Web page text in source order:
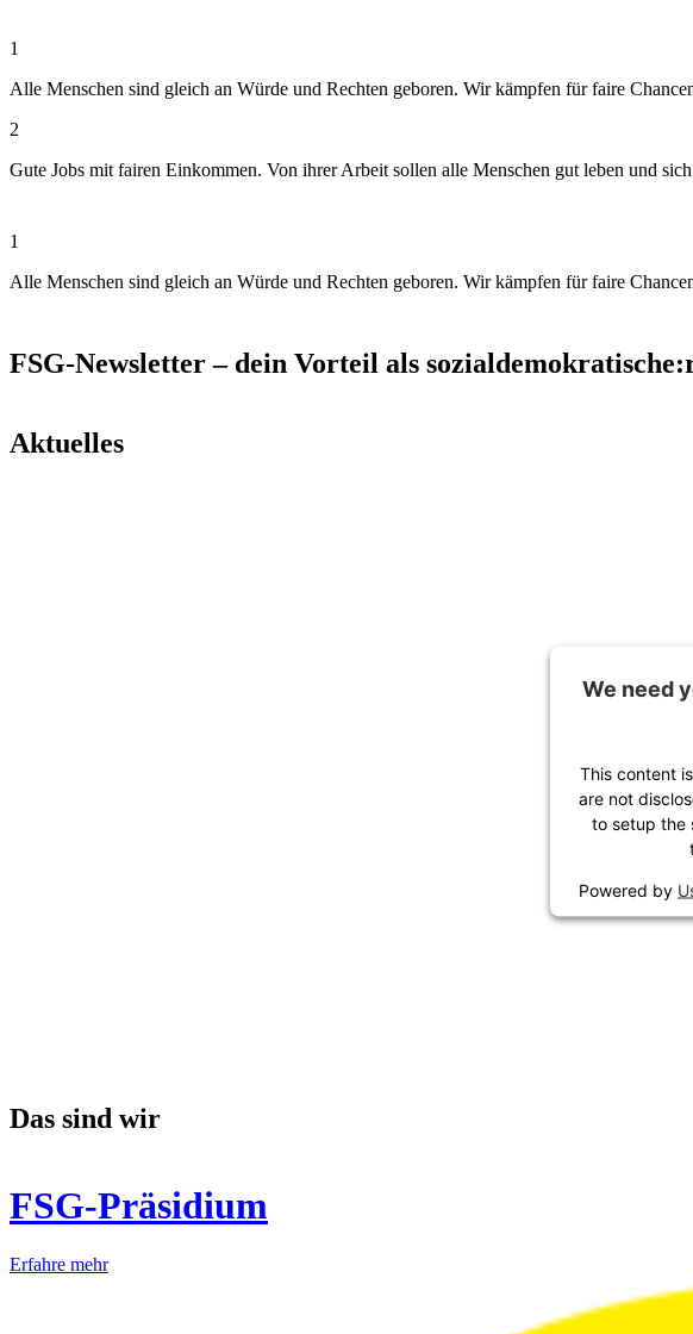
1
Alle Menschen sind gleich an Würde und Rechten geboren. Wir kämpfen für faire
2
Gute Jobs mit fairen Einkommen. Von ihrer Arbeit sollen alle Menschen gut leben und
1
Alle Menschen sind gleich an Würde und Rechten geboren. Wir kämpfen für faire
FSG-Newsletter – dein Vorteil als
Aktuelles
We need
This content
are not
to setup the
Powered by
Das sind wir
FSG-Präsidium
Erfahre mehr